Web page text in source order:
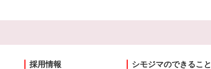
採用情報 シモジマのできること